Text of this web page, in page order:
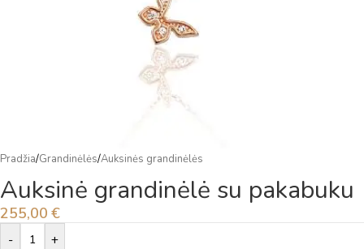
Pradžia/Grandinėlės/Auksinės grandinėlės
Auksinė grandinėlė su pakabuku
255,00 €
- +
Alternative: